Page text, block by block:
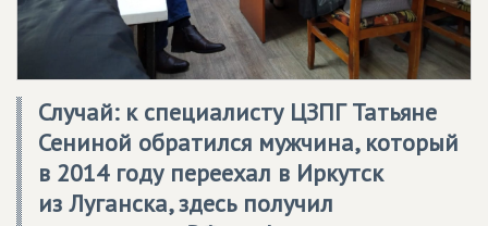
Случай: к специалисту ЦЗПГ Татьяне
Сениной обратился мужчина, который
в 2014 году переехал в Иркутск
из Луганска, здесь получил